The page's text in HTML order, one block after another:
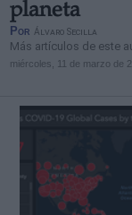
planeta
Por Álvaro Secilla
Más artículos de este
miércoles, 11 de marzo de